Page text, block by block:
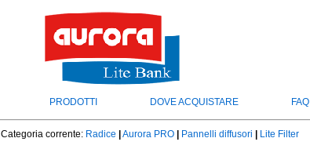
PRODOTTI DOVE ACQUISTARE FAQ
Categoria corrente: Radice Aurora PRO Pannelli diffusori Lite Filter